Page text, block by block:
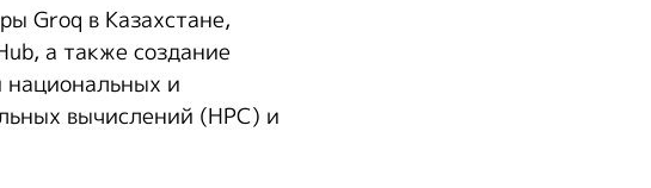
Groq в Казахстане,
а также создание
национальных и
вычислений (HPC) и